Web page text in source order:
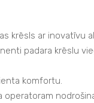
krēsls ar inovatīvu
padara krēslu
komfortu.
operatoram